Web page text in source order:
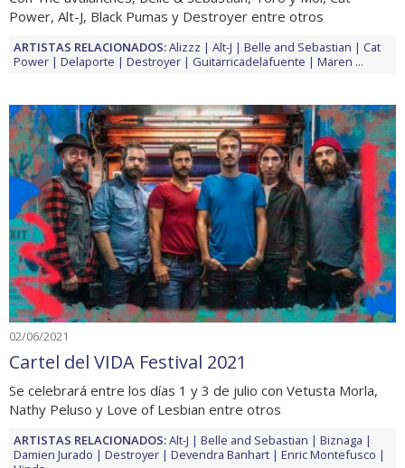
Power, Alt-J, Black Pumas y Destroyer entre otros
ARTISTAS RELACIONADOS:Alizzz Alt-J Belle and Sebastian
Cat
Power
Delaporte Destroyer Guitarricadelafuente Maren ...
02/06/2021
Cartel del VIDA Festival 2021
Se celebrará entre los días 1 y 3 de julio con Vetusta Morla,
Nathy Peluso y Love of Lesbian entre otros
ARTISTAS RELACIONADOS:Alt-J Belle and Sebastian
Biznaga
Damien Jurado
Destroyer Devendra Banhart
Enric Montefusco